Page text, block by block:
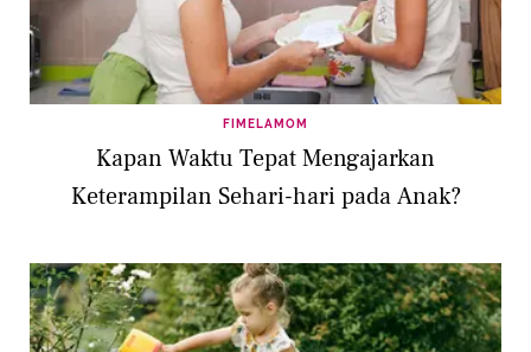
FIMELAMOM
Kapan Waktu Tepat Mengajarkan
Keterampilan Sehari-hari pada Anak?